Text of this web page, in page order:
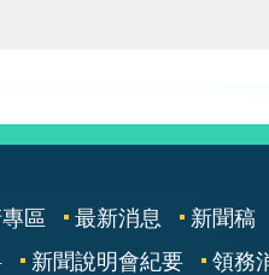
區 最新消息 新聞稿
新聞說明會紀要 領務